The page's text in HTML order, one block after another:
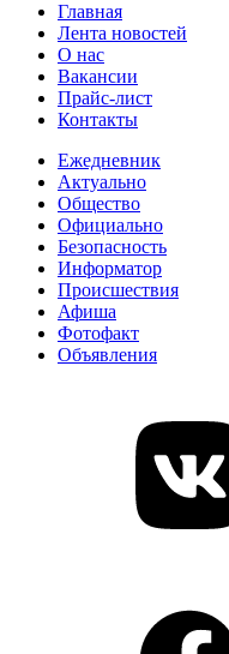
Главная
Лента новостей
О нас
Вакансии
Прайс-лист
Контакты
Ежедневник
Актуально
Общество
Официально
Безопасность
Информатор
Происшествия
Афиша
Фотофакт
Объявления